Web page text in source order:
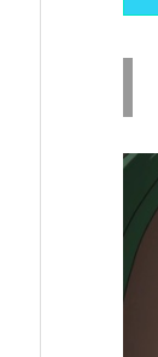
1.
T
O